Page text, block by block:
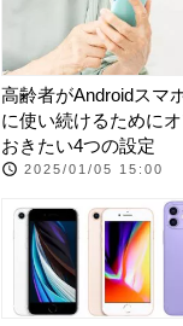
高齢者がAndroidスマ
に使い続けるために
おきたい4つの設定
2025/01/05 15:00